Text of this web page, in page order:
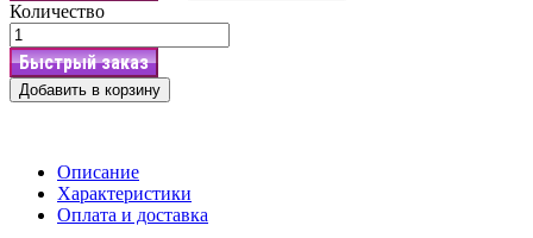
Количество
Быстрый заказ
Добавить в корзину
Описание
Характеристики
Оплата и доставка